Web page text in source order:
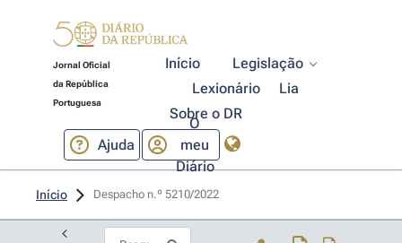
Jornal Oficial
da República
Portuguesa
Início
Legislação
Lexionário
Lia
Sobre o DR
Ajuda
O
meu
Diário
Início Despacho n.º 5210/2022